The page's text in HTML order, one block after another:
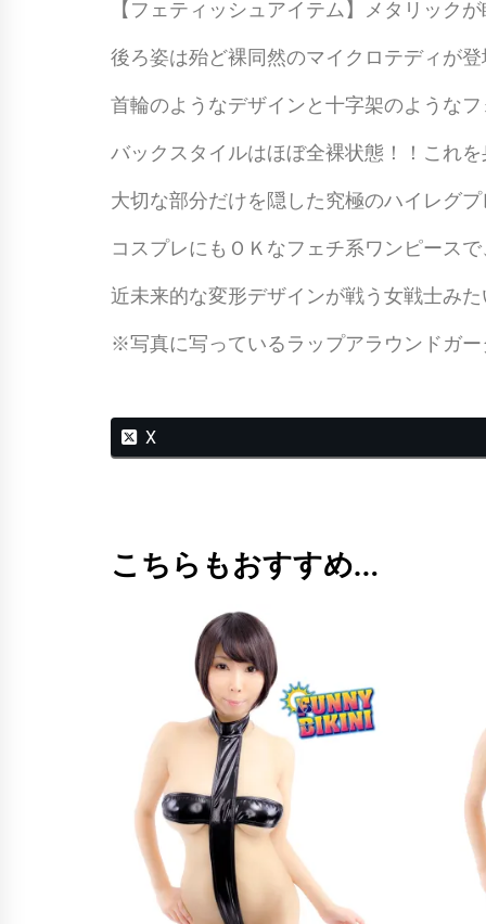
【フェティッシュアイテム】メタリック
後ろ姿は殆ど裸同然のマイクロテディが
首輪のようなデザインと十字架のような
バックスタイルはほぼ全裸状態！！これ
大切な部分だけを隠した究極のハイレグ
コスプレにもＯＫなフェチ系ワンピース
近未来的な変形デザインが戦う女戦士み
※写真に写っているラップアラウンドガ
X
こちらもおすすめ…